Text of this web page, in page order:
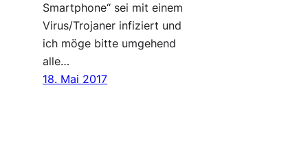
Smartphone“ sei mit einem
Virus/Trojaner infiziert und
ich möge bitte umgehend
alle…
18. Mai 2017